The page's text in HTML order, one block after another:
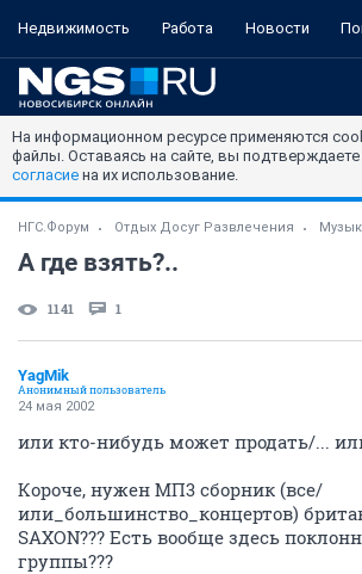
Недвижимость Работа Новости
На информационном ресурсе применяются
файлы. Оставаясь на сайте, вы
согласие на их использование.
НГС.Форум Отдых Досуг Развлечения
А где взять?..
1141 1
YagMik
Анонимный пользователь
24 мая 2002
или кто-нибудь может продать/...
Короче, нужен МП3 сборник (все/
или_большинство_концертов)
SAXON??? Есть вообще здесь
группы???